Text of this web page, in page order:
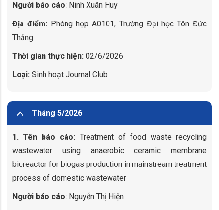
Người báo cáo: Ninh Xuân Huy
Địa điểm: Phòng họp A0101, Trường Đại học Tôn Đức
Thắng
Thời gian thực hiện: 02/6/2026
Loại: Sinh hoạt Journal Club
Tháng 5/2026
1. Tên báo cáo: Treatment of food waste recycling
wastewater using anaerobic ceramic membrane
bioreactor for biogas production in mainstream treatment
process of domestic wastewater
Người báo cáo: Nguyễn Thị Hiện